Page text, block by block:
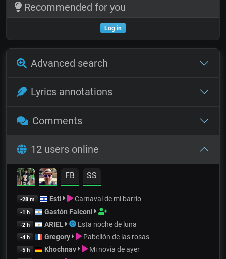
Recommended for you
Log in
Advanced search
Lyrics annotations
Comments
12 users online
FB SS
-28 m Esti Carnaval de mi barrio
-1 h Gastón Falconi
-2 h ARIEL Esta noche de luna
-4 h Gregory Pabellón de las rosas
-5 h Khochnav Mi novia de ayer